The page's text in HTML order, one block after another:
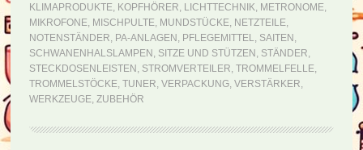
KLIMAPRODUKTE, KOPFHÖRER, LICHTTECHNIK, METRONOME,
MIKROFONE, MISCHPULTE, MUNDSTÜCKE, NETZTEILE,
NOTENSTÄNDER, PA-ANLAGEN , PFLEGEMITTEL, SAITEN ,
SCHWANENHALSLAMPEN , SITZE UND STÜTZEN , STÄNDER,
STECKDOSENLEISTEN , STROMVERTEILER, TROMMELFELLE,
TROMMELSTÖCKE, TUNER, VERPACKUNG, VERSTÄRKER,
WERKZEUGE, ZUBEHÖR